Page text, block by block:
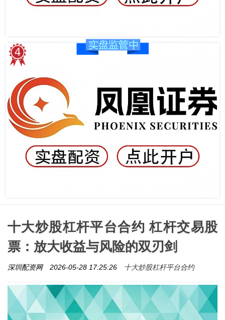
十大炒股杠杆平台合约 杠杆交易股
票：放大收益与风险的双刃剑
深圳配资网 2026-05-28 17:25:26 十大炒股杠杆平台合约